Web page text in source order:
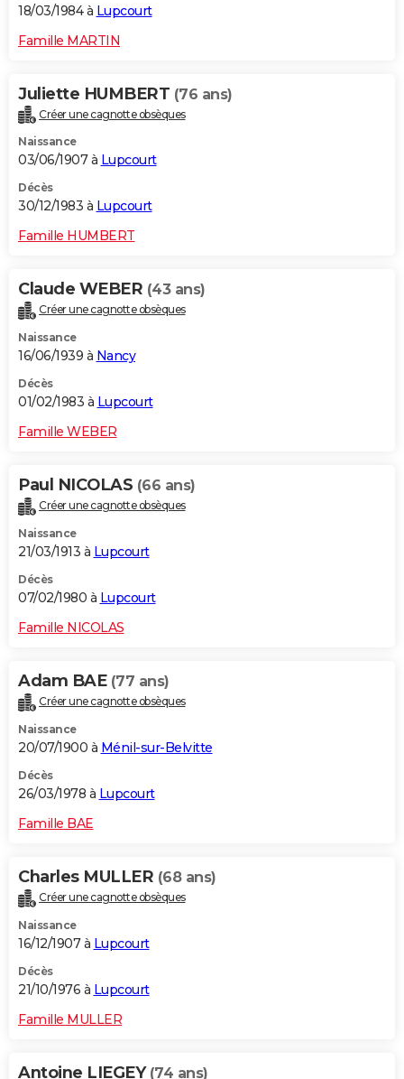
18/03/1984 à Lupcourt
Famille MARTIN
Juliette HUMBERT (76 ans)
Créer une cagnotte obsèques
Naissance
03/06/1907 à Lupcourt
Décès
30/12/1983 à Lupcourt
Famille HUMBERT
Claude WEBER (43 ans)
Créer une cagnotte obsèques
Naissance
16/06/1939 à Nancy
Décès
01/02/1983 à Lupcourt
Famille WEBER
Paul NICOLAS (66 ans)
Créer une cagnotte obsèques
Naissance
21/03/1913 à Lupcourt
Décès
07/02/1980 à Lupcourt
Famille NICOLAS
Adam BAE (77 ans)
Créer une cagnotte obsèques
Naissance
20/07/1900 à Ménil-sur-Belvitte
Décès
26/03/1978 à Lupcourt
Famille BAE
Charles MULLER (68 ans)
Créer une cagnotte obsèques
Naissance
16/12/1907 à Lupcourt
Décès
21/10/1976 à Lupcourt
Famille MULLER
Antoine LIEGEY (74 ans)